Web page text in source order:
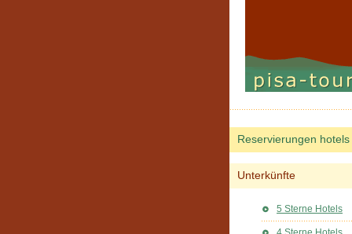
Reservierungen hotels
Unterkünfte
5 Sterne Hotels